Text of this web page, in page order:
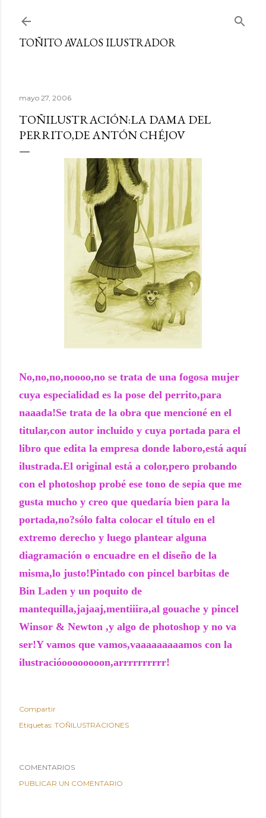
TOÑITO AVALOS ILUSTRADOR
mayo 27, 2006
TOÑILUSTRACIÓN:LA DAMA DEL
PERRITO,DE ANTÓN CHÉJOV
No,no,no,noooo,no se trata de una fogosa mujer
cuya especialidad es la pose del perrito,para
naaada!Se trata de la obra que mencioné en el
titular,con autor incluido y cuya portada para el
libro que edita la empresa donde laboro,está aquí
ilustrada.El original está a color,pero probando
con el photoshop probé ese tono de sepia que me
gusta mucho y creo que quedaría bien para la
portada,no?sólo falta colocar el título en el
extremo derecho y luego plantear alguna
diagramación o encuadre en el diseño de la
misma,lo justo!Pintado con pincel barbitas de
Bin Laden y un poquito de
mantequilla,jajaaj,mentiiira,al gouache y pincel
Winsor & Newton ,y algo de photoshop y no va
ser!Y vamos que vamos,vaaaaaaaaamos con la
ilustracióoooooooon,arrrrrrrrrr!
Compartir
Etiquetas: TOÑILUSTRACIONES
COMENTARIOS
PUBLICAR UN COMENTARIO